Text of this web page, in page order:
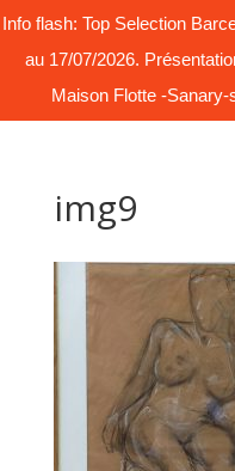
Info flash: Top Selection
au 17/07/2026.
Maison Flotte -
img9